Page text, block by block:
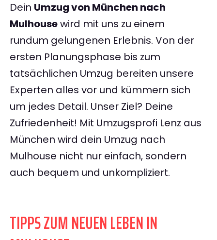
Dein Umzug von München nach
Mulhousewird mit uns zu einem
rundum gelungenen Erlebnis. Von der
ersten Planungsphase bis zum
tatsächlichen Umzug bereiten unsere
Experten alles vor und kümmern sich
um jedes Detail. Unser Ziel? Deine
Zufriedenheit! Mit Umzugsprofi Lenz aus
München wird dein Umzug nach
Mulhouse nicht nur einfach, sondern
auch bequem und unkompliziert.
TIPPS ZUM NEUEN LEBEN IN